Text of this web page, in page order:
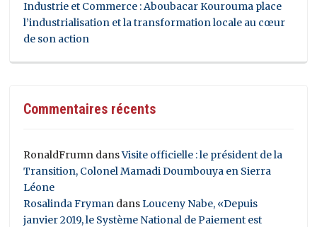
Industrie et Commerce : Aboubacar Kourouma place
l’industrialisation et la transformation locale au cœur
de son action
Commentaires récents
RonaldFrumn dansVisite officielle : le président de la
Transition, Colonel Mamadi Doumbouya en Sierra
Léone
Rosalinda Fryman dansLouceny Nabe, «Depuis
janvier 2019, le Système National de Paiement est